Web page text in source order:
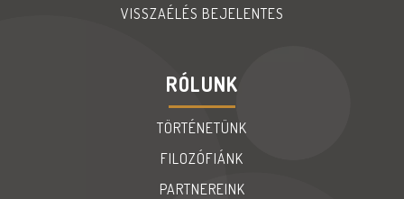
VISSZAÉLÉS BEJELENTES
RÓLUNK
TÖRTÉNETÜNK
FILOZÓFIÁNK
PARTNEREINK